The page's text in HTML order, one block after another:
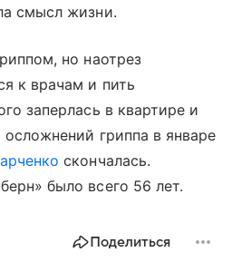
смысл жизни.
но наотрез
к врачам и пить
заперлась в квартире и
осложнений гриппа в январе
скончалась.
было всего 56 лет.
Поделиться